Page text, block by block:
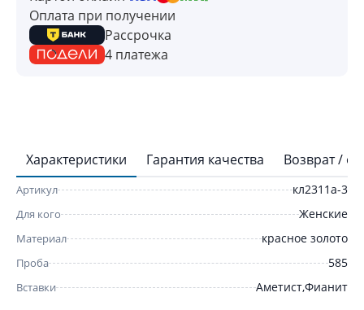
Оплата при получении
Рассрочка
4 платежа
Характеристики Гарантия качества Возврат /
Артикул кл2311а-3
Для кого Женские
Материал красное золото
Проба 585
Вставки Аметист,Фианит